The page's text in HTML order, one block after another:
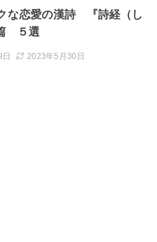
な恋愛の漢詩 『詩経（し
５選
2023年5月30日